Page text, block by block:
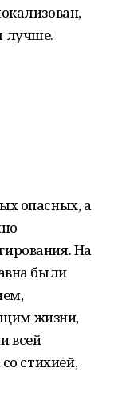
лучше.
опасных, а
На
были
жизни,
всей
стихией,